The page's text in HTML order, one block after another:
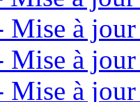
Mise à
Mise à
Mise à